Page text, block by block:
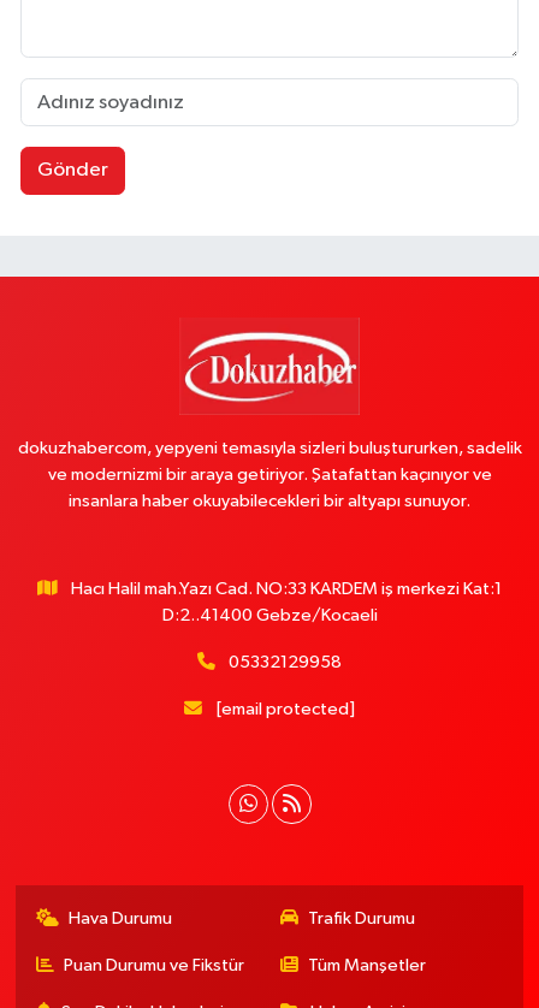
Gönder
dokuzhabercom, yepyeni temasıyla sizleri buluştururken, sadelik
ve modernizmi bir araya getiriyor. Şatafattan kaçınıyor ve
insanlara haber okuyabilecekleri bir altyapı sunuyor.
Hacı Halil mah.Yazı Cad. NO:33 KARDEM iş merkezi Kat:1
D:2..41400 Gebze/Kocaeli
05332129958
[email protected]
Hava Durumu Trafik Durumu
Puan Durumu ve Fikstür Tüm Manşetler